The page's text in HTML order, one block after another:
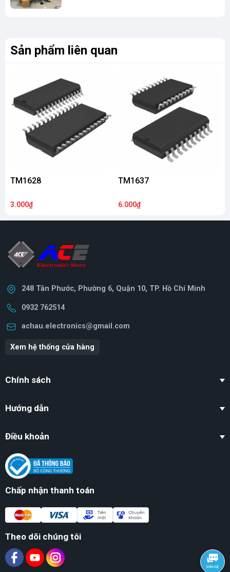
Sản phẩm liên quan
TM1628
3.000₫
TM1637
6.000₫
248 Tân Phước, Phường 6, Quận 10, TP. Hồ Chí Minh
0932 762514
achau.electronics@gmail.com
Xem hệ thống cửa hàng
Chính sách
Hướng dẫn
Điều khoản
Chấp nhận thanh toán
Theo dõi chúng tôi